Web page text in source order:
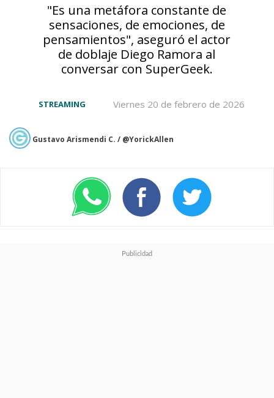
Movie Shinsha (hoyTMS
Entertainment), nos presenta a
tres adolescentes, Lucy, Anais
y Marina, que son convocadas
Céfiropara cumplir una
leyenda que cambiaría el
destino de aquel mundo.
Princesa Esmeralda, el Pilar
de Céfiro, quien fue
"Es una metáfora constante de
sensaciones, de emociones, de
pensamientos", aseguró el actor
de doblaje Diego Ramora al
conversar con SuperGeek.
Viernes 20 de febrero de 2026
STREAMING
Gustavo Arismendi C. / @YorickAllen